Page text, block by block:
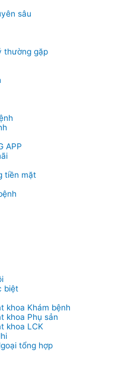
sâu
thường gặp
APP
tiền mặt
biệt
khoa Khám bệnh
khoa Phụ sản
khoa LCK
tổng hợp